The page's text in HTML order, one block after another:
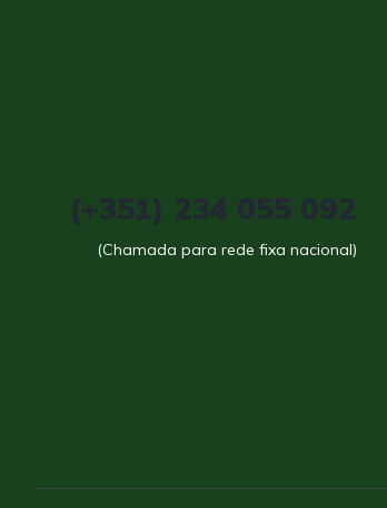
(+351) 234 055 092
(Chamada para rede fixa nacional)